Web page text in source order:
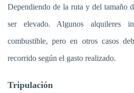
Dependiendo de la ruta y del tamaño
ser elevado. Algunos alquileres
combustible, pero en otros casos
recorrido según el gasto realizado.
Tripulación